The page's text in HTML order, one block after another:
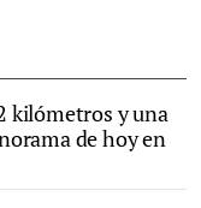
kilómetros y una
de hoy en